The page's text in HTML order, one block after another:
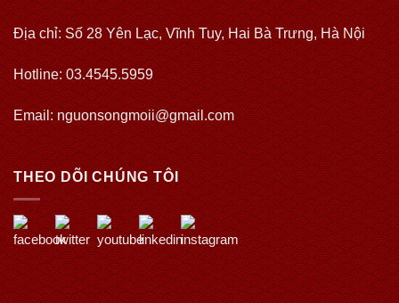
Địa chỉ: Số 28 Yên Lạc, Vĩnh Tuy, Hai Bà Trưng, Hà Nội
Hotline: 03.4545.5959
Email: nguonsongmoii@gmail.com
THEO DÕI CHÚNG TÔI